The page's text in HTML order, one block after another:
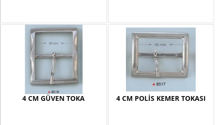
4 CM GÜVEN TOKA 4 CM POLİS KEMER TOKASI